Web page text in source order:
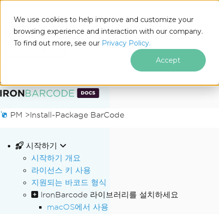
We use cookies to help improve and customize your
browsing experience and interaction with our company.
To find out more, see our Privacy Policy.
Accept
푸터 콘텐츠로 바로가기
Docs
PM >Install-Package BarCode
시작하기
시작하기 개요
라이선스 키 사용
지원되는 바코드 형식
IronBarcode 라이브러리를 설치하세요
macOS에서 사용